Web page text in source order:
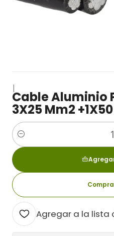
|
Cable Aluminio
3X25 Mm2
Cantidad
Agregar a la lista